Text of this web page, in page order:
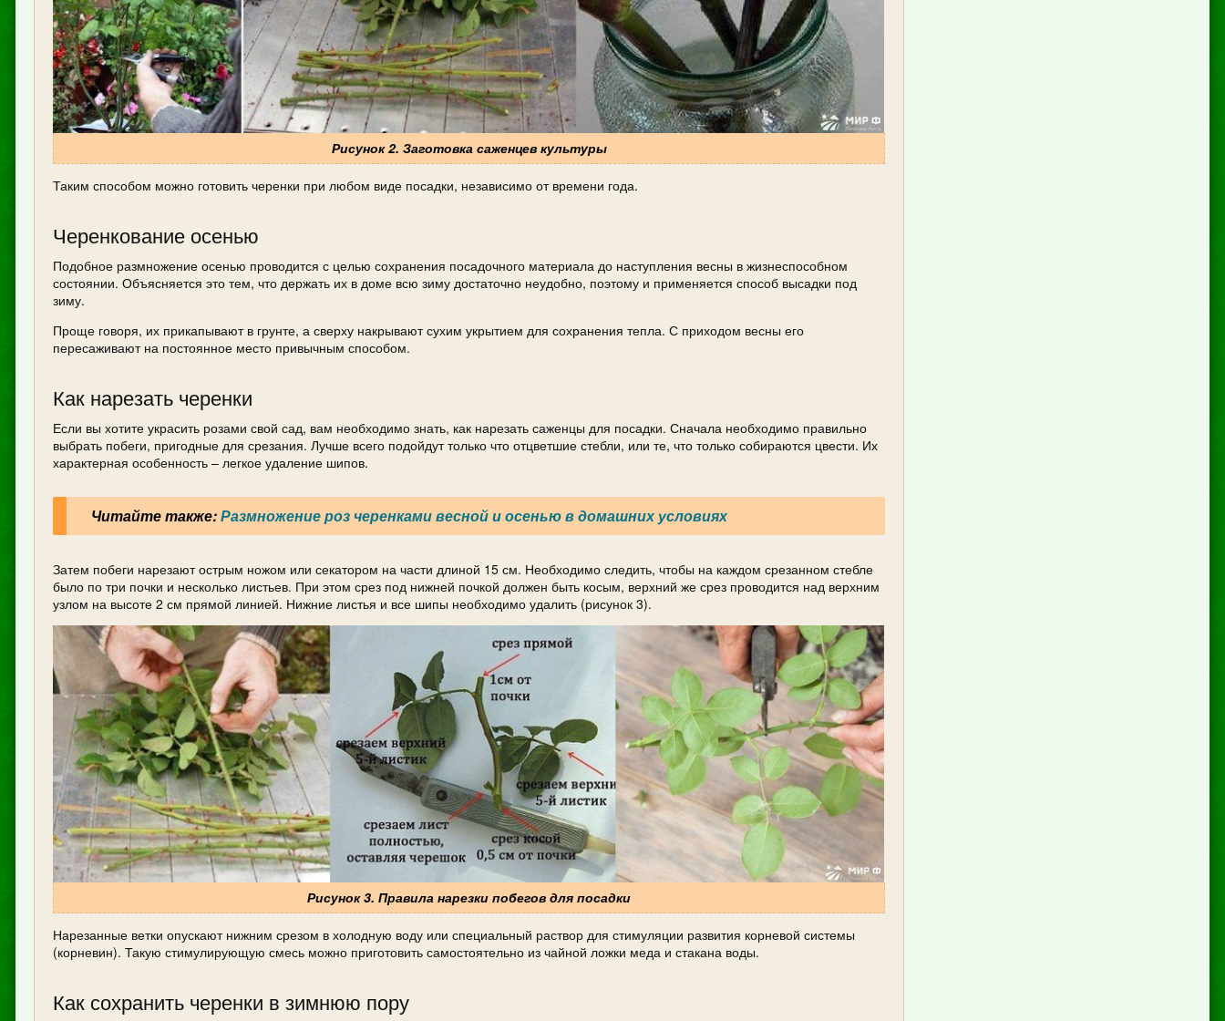
Рисунок 2. Заготовка саженцев культуры
Таким способом можно готовить черенки при любом виде посадки, независимо от времени года.
Черенкование осенью
Подобное размножение осенью проводится с целью сохранения посадочного материала до наступления весны в жизнеспособном
состоянии. Объясняется это тем, что держать их в доме всю зиму достаточно неудобно, поэтому и применяется способ высадки под
зиму.
Проще говоря, их прикапывают в грунте, а сверху накрывают сухим укрытием для сохранения тепла. С приходом весны его
пересаживают на постоянное место привычным способом.
Как нарезать черенки
Если вы хотите украсить розами свой сад, вам необходимо знать, как нарезать саженцы для посадки. Сначала необходимо правильно
выбрать побеги, пригодные для срезания. Лучше всего подойдут только что отцветшие стебли, или те, что только собираются цвести. Их
характерная особенность – легкое удаление шипов.
Читайте также:Размножение роз черенками весной и осенью в домашних условиях
Затем побеги нарезают острым ножом или секатором на части длиной 15 см. Необходимо следить, чтобы на каждом срезанном стебле
было по три почки и несколько листьев. При этом срез под нижней почкой должен быть косым, верхний же срез проводится над верхним
узлом на высоте 2 см прямой линией. Нижние листья и все шипы необходимо удалить (рисунок 3).
Рисунок 3. Правила нарезки побегов для посадки
Нарезанные ветки опускают нижним срезом в холодную воду или специальный раствор для стимуляции развития корневой системы
(корневин). Такую стимулирующую смесь можно приготовить самостоятельно из чайной ложки меда и стакана воды.
Как сохранить черенки в зимнюю пору